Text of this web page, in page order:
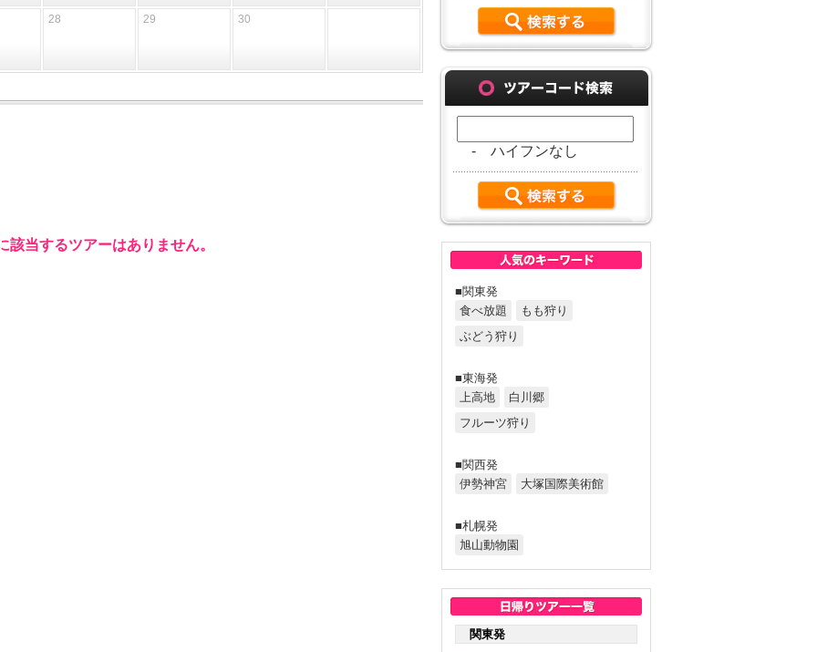
- ハイフンなし
■関東発
食べ放題
もも狩り
ぶどう狩り
■東海発
上高地
白川郷
フルーツ狩り
■関西発
伊勢神宮
大塚国際美術館
■札幌発
旭山動物園
関東発
28 29 30
該当するツアーはありません。